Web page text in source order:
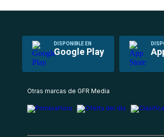
DISPONIBLE EN
Google Play
Otras marcas de GFR Media